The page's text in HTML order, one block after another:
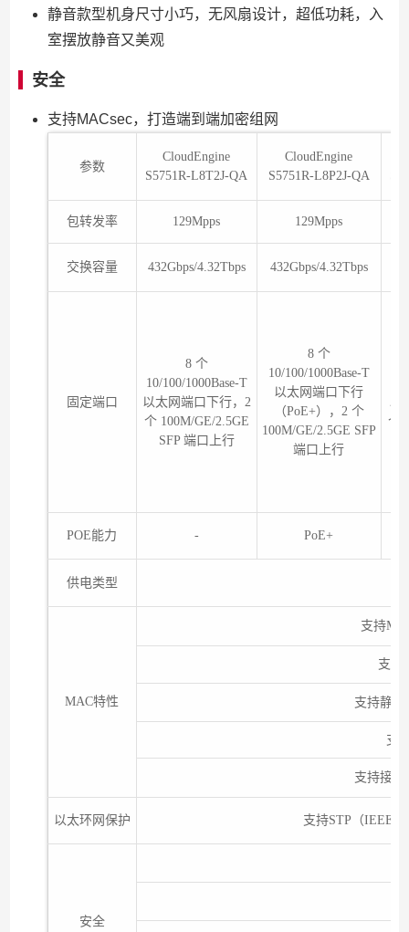
静音款型机身尺寸小巧，无风扇设计，超低功耗，入
室摆放静音又美观
安全
支持MACsec，打造端到端加密组网
参数
CloudEngine
S5751R-L8T2J-QA
CloudEngine
S5751R-L8P2J-QA
包转发率 129Mpps 129Mpps
交换容量 432Gbps/4.32Tbps 432Gbps/4.32Tbps
固定端口
8 个
10/100/1000Base-T
以太网端口下行，2
个 100M/GE/2.5GE
SFP 端口上行
8 个
10/100/1000Base-T
以太网端口下行
（PoE+），2 个
100M/GE/2.5GE SFP
端口上行
以
个
POE能力 - PoE+
供电类型
MAC特性
支持
支持
支持静态
支
支持接口
以太环网保护 支持STP（IEEE
安全